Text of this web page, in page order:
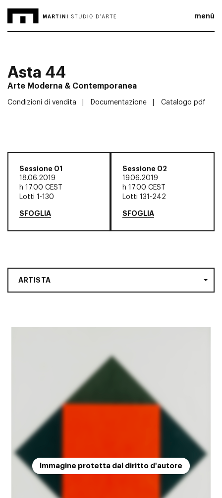
menù
Asta 44
Arte Moderna & Contemporanea
Condizioni di vendita Documentazione Catalogo pdf
Sessione 01
18.06.2019
h17.00 CEST
Lotti 1-130
SFOGLIA
Sessione 02
19.06.2019
h 17.00 CEST
Lotti 131-242
SFOGLIA
ARTISTA
Immagine protetta dal diritto d'autore